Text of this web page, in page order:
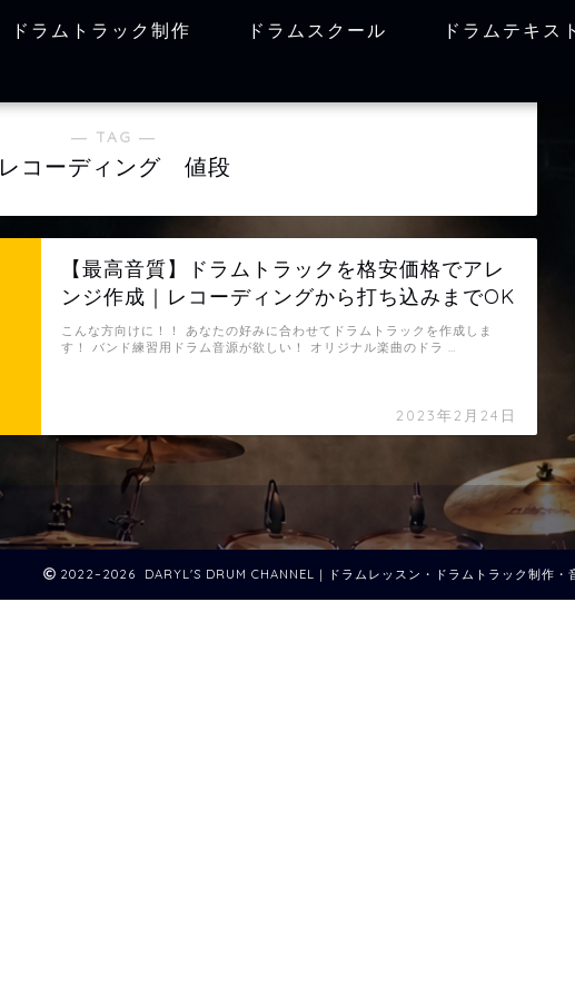
ドラムトラック制作 ドラムスクール
ドラムテキス
― TAG ―
レコーディング 値段
【最高音質】ドラムトラックを格安価格でアレ
ンジ作成｜レコーディングから打ち込みまでOK
2023年2月24日
こんな方向けに！！ あなたの好みに合わせてドラムトラックを作成しま
す！ バンド練習用ドラム音源が欲しい！ オリジナル楽曲のドラ …
2022–2026 DARYL'S DRUM CHANNEL｜ドラムレッスン・ドラムトラック制作・